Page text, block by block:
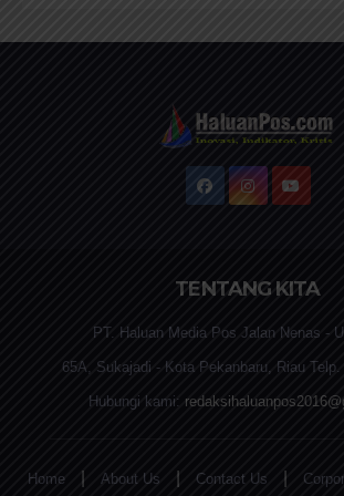
TENTANG KITA
PT. Haluan Media Pos Jalan Nenas -
65A, Sukajadi - Kota Pekanbaru, Riau Telp.
Hubungi kami:
Home About Us Contact Us